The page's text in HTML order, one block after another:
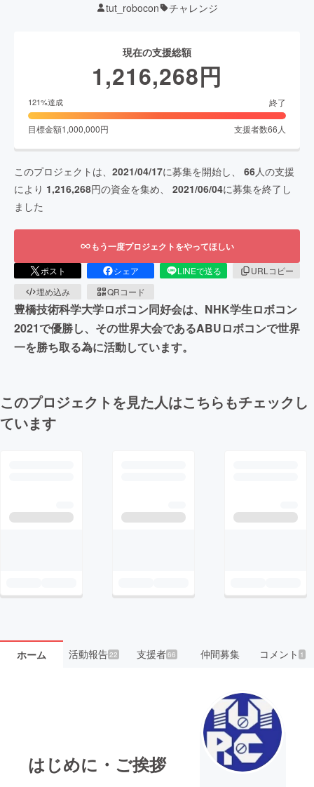
tut_robocon チャレンジ
現在の支援総額
1,216,268円
121%達成 終了
目標金額1,000,000円 支援者数66 人
このプロジェクトは、 2021/04/17に募集を開始し、 66人の支援
により 1,216,268円の資金を集め、 2021/06/04に募集を終了し
ました
もう一度プロジェクトをやってほしい
ポスト シェア LINEで送る
URLコピー
埋め込み
QRコード
豊橋技術科学大学ロボコン同好会は、NHK学生ロボコン
2021で優勝し、その世界大会であるABUロボコンで世界
一を勝ち取る為に活動しています。
このプロジェクトを見た人はこちらもチェックし
ています
ホーム 活動報告22 支援者66 仲間募集 コメント 1
はじめに・ご挨拶